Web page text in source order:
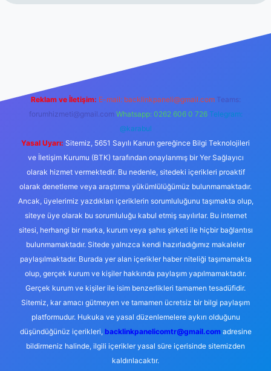
Reklam ve İletişim: E-mail: backlinkpaneli@gmail.com Teams:
forumhizmeti@gmail.com Whatsapp: 0262 606 0 726 Telegram:
@karabul
Yasal Uyarı: Sitemiz, 5651 Sayılı Kanun gereğince Bilgi Teknolojileri
ve İletişim Kurumu (BTK) tarafından onaylanmış bir Yer Sağlayıcı
olarak hizmet vermektedir. Bu nedenle, sitedeki içerikleri proaktif
olarak denetleme veya araştırma yükümlülüğümüz bulunmamaktadır.
Ancak, üyelerimiz yazdıkları içeriklerin sorumluluğunu taşımakta olup,
siteye üye olarak bu sorumluluğu kabul etmiş sayılırlar. Bu internet
sitesi, herhangi bir marka, kurum veya şahıs şirketi ile hiçbir bağlantısı
bulunmamaktadır. Sitede yalnızca kendi hazırladığımız makaleler
paylaşılmaktadır. Burada yer alan içerikler haber niteliği taşımamakta
olup, gerçek kurum ve kişiler hakkında paylaşım yapılmamaktadır.
Gerçek kurum ve kişiler ile isim benzerlikleri tamamen tesadüfidir.
Sitemiz, kar amacı gütmeyen ve tamamen ücretsiz bir bilgi paylaşım
platformudur. Hukuka ve yasal düzenlemelere aykırı olduğunu
düşündüğünüz içerikleri, backlinkpanelicomtr@gmail.comadresine
bildirmeniz halinde, ilgili içerikler yasal süre içerisinde sitemizden
kaldırılacaktır.